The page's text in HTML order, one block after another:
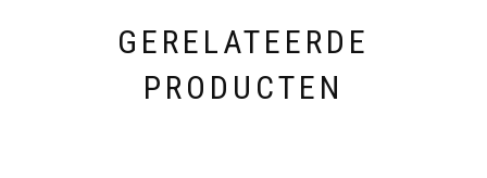
GERELATEERDE
PRODUCTEN